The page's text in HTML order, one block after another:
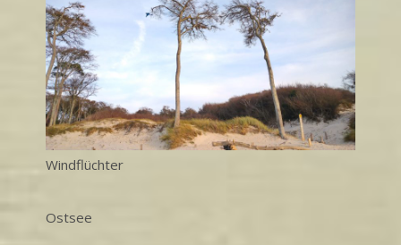
Windflüchter
Ostsee